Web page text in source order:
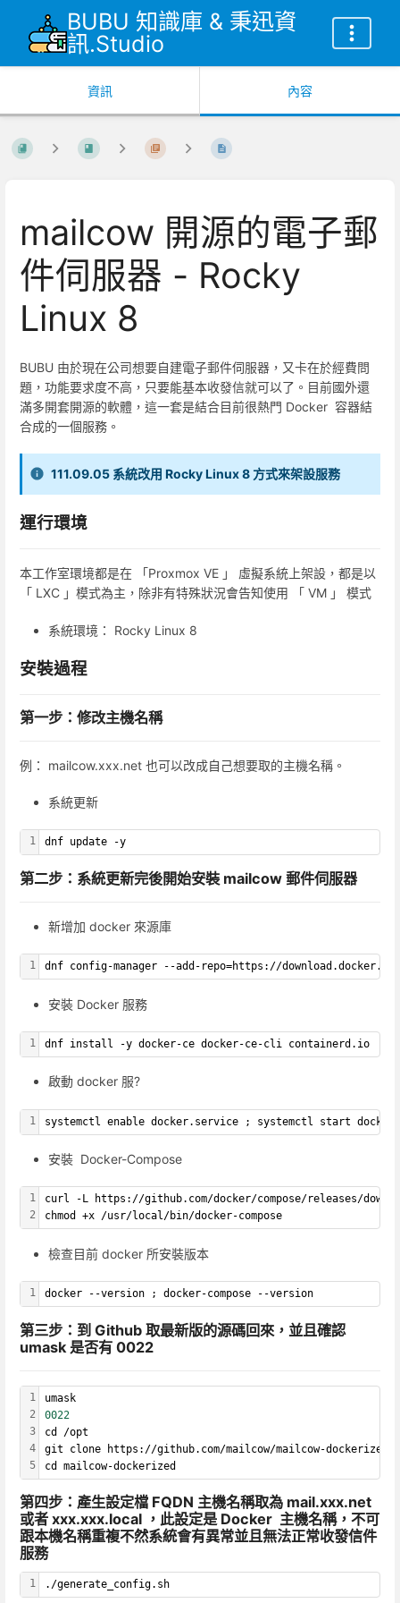
BUBU 知識庫 & 秉迅資
訊.Studio
資訊 內容
mailcow 開源的電子郵
件伺服器 - Rocky
Linux 8
BUBU 由於現在公司想要自建電子郵件伺服器，又卡在於經費問
題，功能要求度不高，只要能基本收發信就可以了。目前國外還
滿多開套開源的軟體，這一套是結合目前很熱門 Docker 容器結
合成的一個服務。
111.09.05 系統改用 Rocky Linux 8 方式來架設服務
運行環境
本工作室環境都是在 「Proxmox VE 」 虛擬系統上架設，都是以
「 LXC 」模式為主，除非有特殊狀況會告知使用 「 VM 」 模式
系統環境： Rocky Linux 8
安裝過程
第一步：修改主機名稱
例： mailcow.xxx.net 也可以改成自己想要取的主機名稱。
系統更新
1 dnf update -y
第二步：系統更新完後開始安裝 mailcow 郵件伺服器
新增加 docker 來源庫
1 dnf config-manager --add-repo=https://
安裝 Docker 服務
1 dnf install -y docker-ce docker-ce-cli containerd.io
啟動 docker 服?
1 systemctl enable docker.service ; systemctl start
安裝 Docker-Compose
1
2
curl -L https://github.com/docker/compose/releases/
chmod +x /usr/local/bin/docker-compose
檢查目前 docker 所安裝版本
1 docker --version ; docker-compose --version
第三步：到 Github 取最新版的源碼回來，並且確認
umask 是否有 0022
1
2
3
4
5
umask
0022
cd /opt
git clone https://github.com/mailcow/mailcow-dockerized
cd mailcow-dockerized
第四步：產生設定檔 FQDN 主機名稱取為 mail.xxx.net
或者 xxx.xxx.local ，此設定是 Docker 主機名稱，不可
跟本機名稱重複不然系統會有異常並且無法正常收發信件
服務
1 ./generate_config.sh